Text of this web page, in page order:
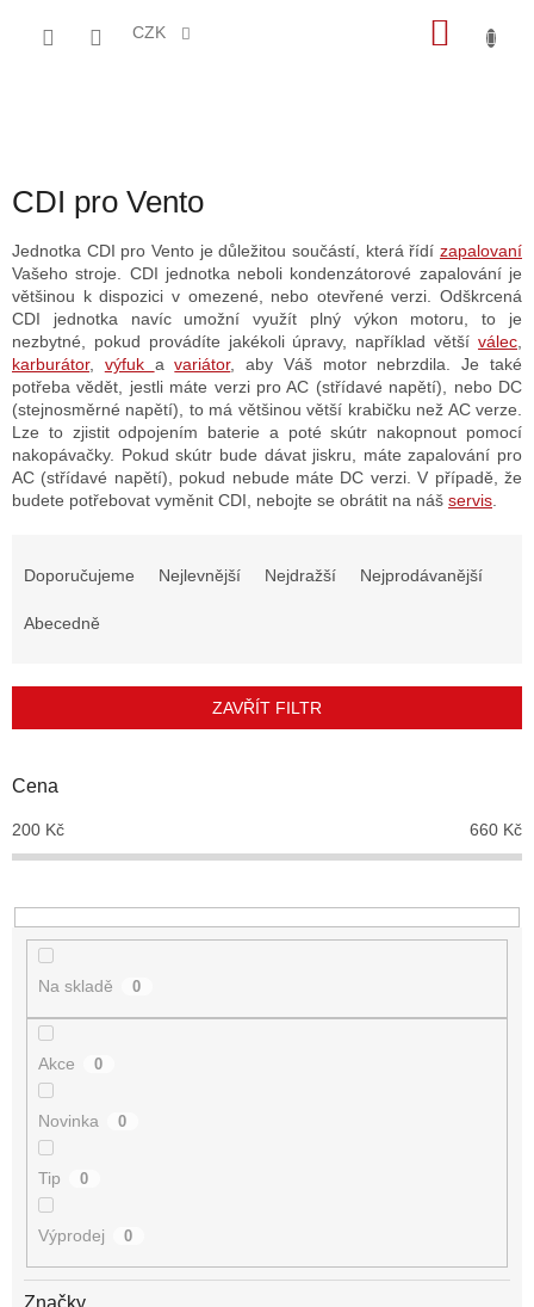
CZK
CDI pro Vento
Jednotka CDI pro Vento je důležitou součástí, která řídí zapalovaní
Vašeho stroje. CDI jednotka neboli kondenzátorové zapalování je
většinou k dispozici v omezené, nebo otevřené verzi. Odškrcená
CDI jednotka navíc umožní využít plný výkon motoru, to je
nezbytné, pokud provádíte jakékoli úpravy, například větší válec
karburátor, výfuk avariátor, aby Váš motor nebrzdila. Je také
potřeba vědět, jestli máte verzi pro AC (střídavé napětí), nebo DC
(stejnosměrné napětí), to má většinou větší krabičku než AC verze.
Lze to zjistit odpojením baterie a poté skútr nakopnout pomocí
nakopávačky. Pokud skútr bude dávat jiskru, máte zapalování pro
AC (střídavé napětí), pokud nebude máte DC verzi. V případě, že
budete potřebovat vyměnit CDI, nebojte se obrátit na náš servis
r
d
k
t
Doporučujeme Nejlevnější Nejdražší Nejprodávanější
Abecedně
ZAVŘÍT FILTR
Cena
200 Kč 660 Kč
Na skladě 0
Akce 0
Novinka 0
Tip 0
Výprodej 0
Značky